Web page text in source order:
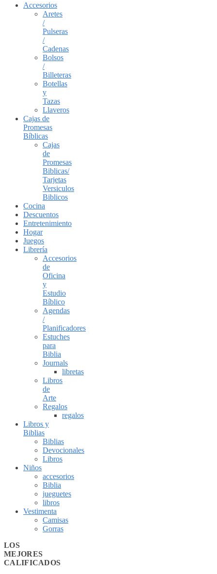
Accesorios
Aretes
/
Pulseras
/
Cadenas
Bolsos
/
Billeteras
Botellas
y
Tazas
Llaveros
Cajas de
Promesas
Bíblicas
Cajas
de
Promesas
Biblicas/
Tarjetas
Versiculos
Biblicos
Cocina
Descuentos
Entretenimiento
Hogar
Juegos
Librería
Accesorios
de
Oficina
y
Estudio
Bíblico
Agendas
/
Planificadores
Estuches
para
Biblia
Journals
libretas
Libros
de
Arte
Regalos
regalos
Libros y
Biblias
Biblias
Devocionales
Libros
Niños
accesorios
Biblia
jueguetes
libros
Vestimenta
Camisas
Gorras
LOS
MEJORES
CALIFICADOS